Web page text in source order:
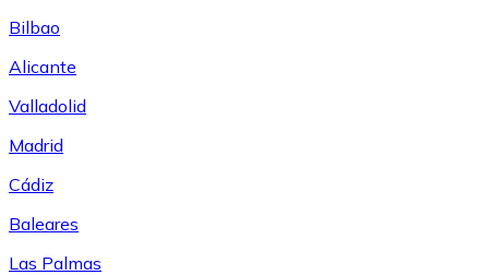
Bilbao
Alicante
Valladolid
Madrid
Cádiz
Baleares
Las Palmas